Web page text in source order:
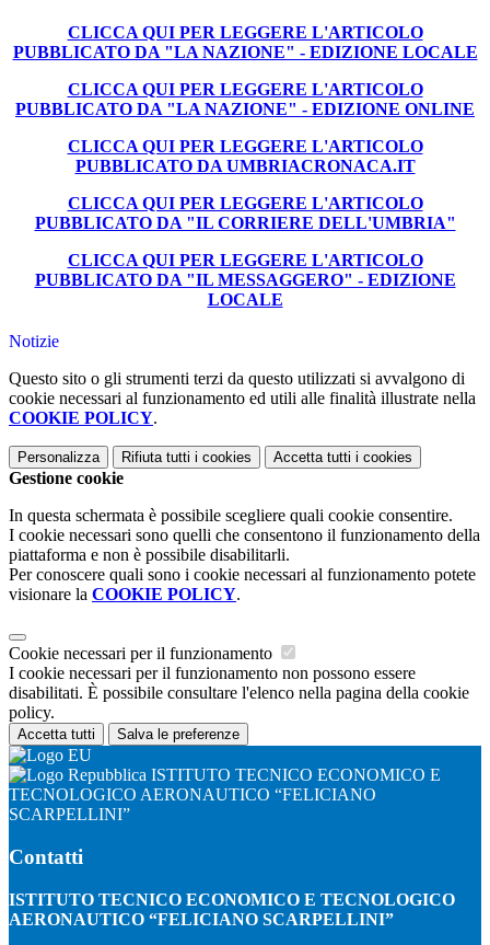
CLICCA QUI PER LEGGERE L'ARTICOLO
PUBBLICATO DA "LA NAZIONE" - EDIZIONE LOCALE
CLICCA QUI PER LEGGERE L'ARTICOLO
PUBBLICATO DA "LA NAZIONE" - EDIZIONE ONLINE
CLICCA QUI PER LEGGERE L'ARTICOLO
PUBBLICATO DA UMBRIACRONACA.IT
CLICCA QUI PER LEGGERE L'ARTICOLO
PUBBLICATO DA "IL CORRIERE DELL'UMBRIA"
CLICCA QUI PER LEGGERE L'ARTICOLO
PUBBLICATO DA "IL MESSAGGERO" - EDIZIONE
LOCALE
Notizie
Questo sito o gli strumenti terzi da questo utilizzati si avvalgono di
cookie necessari al funzionamento ed utili alle finalità illustrate nella
COOKIE POLICY.
Personalizza Rifiuta tutti i cookies Accetta tutti i cookies
Gestione cookie
In questa schermata è possibile scegliere quali cookie consentire.
I cookie necessari sono quelli che consentono il funzionamento della
piattaforma e non è possibile disabilitarli.
Per conoscere quali sono i cookie necessari al funzionamento potete
visionare la COOKIE POLICY.
Cookie necessari per il funzionamento
I cookie necessari per il funzionamento non possono essere
disabilitati. È possibile consultare l'elenco nella pagina della cookie
policy.
Accetta tutti Salva le preferenze
ISTITUTO TECNICO ECONOMICO E
TECNOLOGICO AERONAUTICO “FELICIANO
SCARPELLINI”
Contatti
ISTITUTO TECNICO ECONOMICO E TECNOLOGICO
AERONAUTICO “FELICIANO SCARPELLINI”